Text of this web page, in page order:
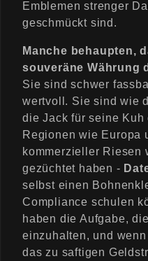
Emblemen strenger
geschmückt sind.
Manche behaupten,
souveräne Währung
Sie sind schwer
wertvoll. Sie sind wie
die Jack für seine
Regionen wie Europa
kommerzieller Riesen
gezüchtet haben -
selbst einen
Compliance schulen
haben die Aufgabe,
einzuhalten, und
das zu saftigen